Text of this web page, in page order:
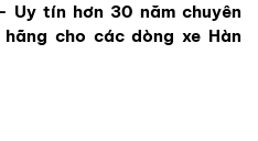
Uy tín hơn 30 năm chuyên
cho các dòng xe Hàn